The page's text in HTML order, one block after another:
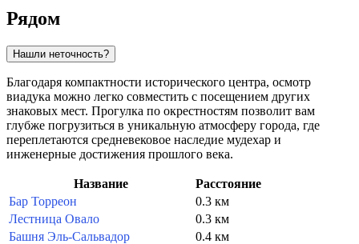
Рядом
Нашли неточность?
Благодаря компактности исторического центра, осмотр
виадука можно легко совместить с посещением других
знаковых мест. Прогулка по окрестностям позволит вам
глубже погрузиться в уникальную атмосферу города, где
переплетаются средневековое наследие мудехар и
инженерные достижения прошлого века.
Название
Расстояние
Бар Торреон
0.3 км
Лестница Овало
0.3 км
Башня Эль-Сальвадор
0.4 км